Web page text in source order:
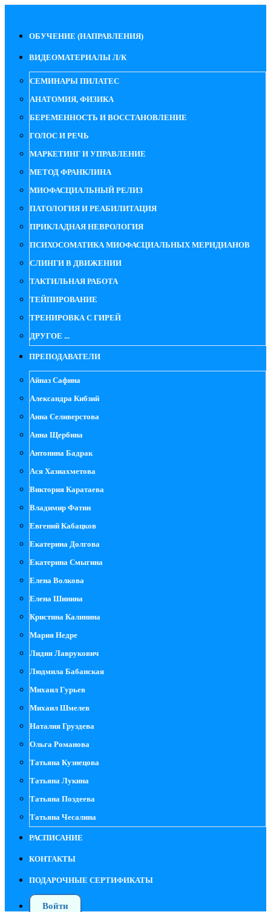
ОБУЧЕНИЕ (НАПРАВЛЕНИЯ)
ВИДЕОМАТЕРИАЛЫ Л/К
СЕМИНАРЫ ПИЛАТЕС
АНАТОМИЯ, ФИЗИКА
БЕРЕМЕННОСТЬ И ВОССТАНОВЛЕНИЕ
ГОЛОС И РЕЧЬ
МАРКЕТИНГ И УПРАВЛЕНИЕ
МЕТОД ФРАНКЛИНА
МИОФАСЦИАЛЬНЫЙ РЕЛИЗ
ПАТОЛОГИЯ И РЕАБИЛИТАЦИЯ
ПРИКЛАДНАЯ НЕВРОЛОГИЯ
ПСИХОСОМАТИКА МИОФАСЦИАЛЬНЫХ МЕРИДИАНОВ
СЛИНГИ В ДВИЖЕНИИ
ТАКТИЛЬНАЯ РАБОТА
ТЕЙПИРОВАНИЕ
ТРЕНИРОВКА С ГИРЕЙ
ДРУГОЕ ...
ПРЕПОДАВАТЕЛИ
Айназ Сафина
Александра Кибзий
Анна Селиверстова
Анна Щербина
Антонина Бадрак
Ася Хазиахметова
Виктория Каратаева
Владимир Фатин
Евгений Кабацков
Екатерина Долгова
Екатерина Смыгина
Елена Волкова
Елена Шинина
Кристина Калинина
Мария Недре
Лидия Лаврукович
Людмила Бабанская
Михаил Гурьев
Михаил Шмелев
Наталия Груздева
Ольга Романова
Татьяна Кузнецова
Татьяна Лукина
Татьяна Поздеева
Татьяна Чесалина
РАСПИСАНИЕ
КОНТАКТЫ
ПОДАРОЧНЫЕ СЕРТИФИКАТЫ
Войти